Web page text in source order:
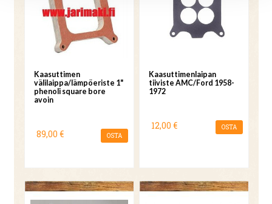
Kaasuttimen
välilaippa/lämpöeriste 1"
phenoli square bore
avoin
89,00 € OSTA
Kaasuttimenlaipan
tiiviste AMC/Ford 1958-
1972
12,00 € OSTA